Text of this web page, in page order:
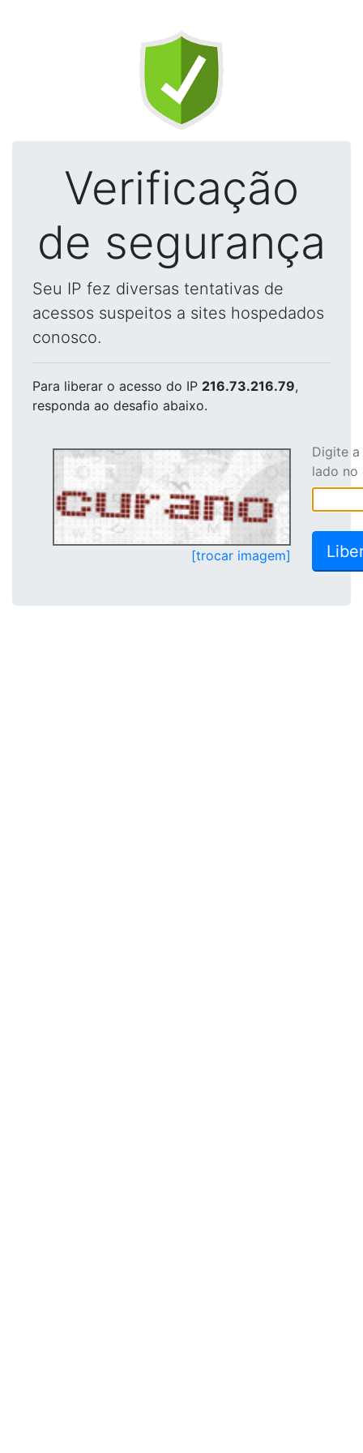
Verificação
de segurança
Seu IP fez diversas tentativas de
acessos suspeitos a sites hospedados
conosco.
Para liberar o acesso do IP 216.73.216.79,
responda ao desafio abaixo.
[trocar imagem]
Digite
lado no